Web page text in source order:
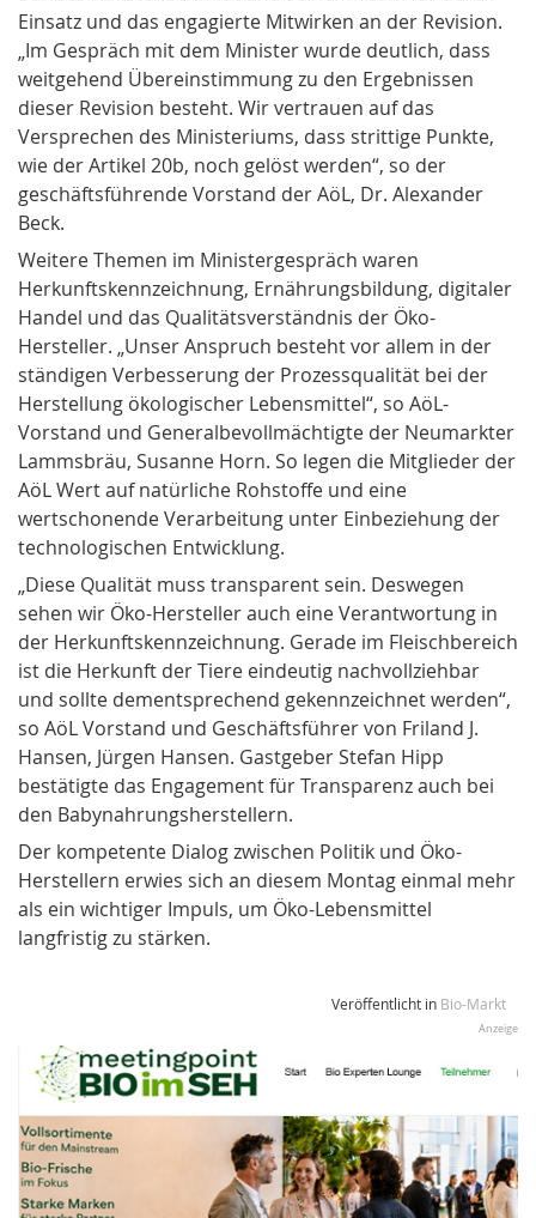
Einsatz und das engagierte Mitwirken an der Revision.
„Im Gespräch mit dem Minister wurde deutlich, dass
weitgehend Übereinstimmung zu den Ergebnissen
dieser Revision besteht. Wir vertrauen auf das
Versprechen des Ministeriums, dass strittige Punkte,
wie der Artikel 20b, noch gelöst werden“, so der
geschäftsführende Vorstand der AöL, Dr. Alexander
Beck.
Weitere Themen im Ministergespräch waren
Herkunftskennzeichnung, Ernährungsbildung, digitaler
Handel und das Qualitätsverständnis der Öko-
Hersteller. „Unser Anspruch besteht vor allem in der
ständigen Verbesserung der Prozessqualität bei der
Herstellung ökologischer Lebensmittel“, so AöL-
Vorstand und Generalbevollmächtigte der Neumarkter
Lammsbräu, Susanne Horn. So legen die Mitglieder der
AöL Wert auf natürliche Rohstoffe und eine
wertschonende Verarbeitung unter Einbeziehung der
technologischen Entwicklung.
„Diese Qualität muss transparent sein. Deswegen
sehen wir Öko-Hersteller auch eine Verantwortung in
der Herkunftskennzeichnung. Gerade im Fleischbereich
ist die Herkunft der Tiere eindeutig nachvollziehbar
und sollte dementsprechend gekennzeichnet werden“,
so AöL Vorstand und Geschäftsführer von Friland J.
Hansen, Jürgen Hansen. Gastgeber Stefan Hipp
bestätigte das Engagement für Transparenz auch bei
den Babynahrungsherstellern.
Der kompetente Dialog zwischen Politik und Öko-
Herstellern erwies sich an diesem Montag einmal mehr
als ein wichtiger Impuls, um Öko-Lebensmittel
langfristig zu stärken.
Veröffentlicht in Bio-Markt
Anzeige